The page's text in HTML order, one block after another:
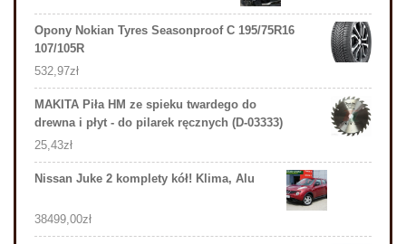
Opony Nokian Tyres Seasonproof C 195/75R16
107/105R
532,97zł
MAKITA Piła HM ze spieku twardego do
drewna i płyt - do pilarek ręcznych (D-03333)
25,43zł
Nissan Juke 2 komplety kół! Klima, Alu
38499,00zł